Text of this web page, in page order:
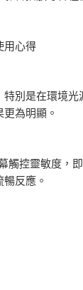
用心得
別是在環境光
為明顯。
觸控靈敏度，
反應。